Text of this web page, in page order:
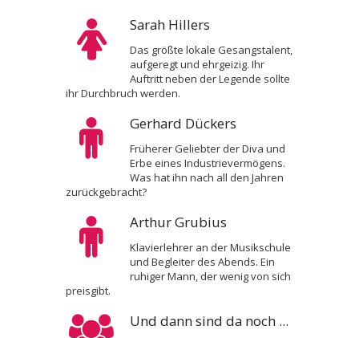
Sarah Hillers
Das größte lokale Gesangstalent,
aufgeregt und ehrgeizig. Ihr
Auftritt neben der Legende sollte
ihr Durchbruch werden.
Gerhard Dückers
Früherer Geliebter der Diva und
Erbe eines Industrievermögens.
Was hat ihn nach all den Jahren
zurückgebracht?
Arthur Grubius
Klavierlehrer an der Musikschule
und Begleiter des Abends. Ein
ruhiger Mann, der wenig von sich
preisgibt.
Und dann sind da noch ...